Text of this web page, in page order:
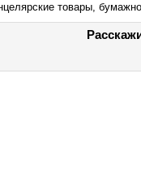
товары,